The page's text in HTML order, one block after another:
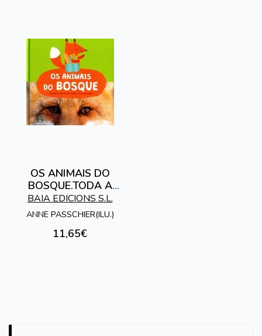
OS ANIMAIS DO
BOSQUE.TODA A
VERDADE SOBRE OS
ANIMAIS
BAIA EDICIONS S.L.
ANNE PASSCHIER(ILU.)
11,65€